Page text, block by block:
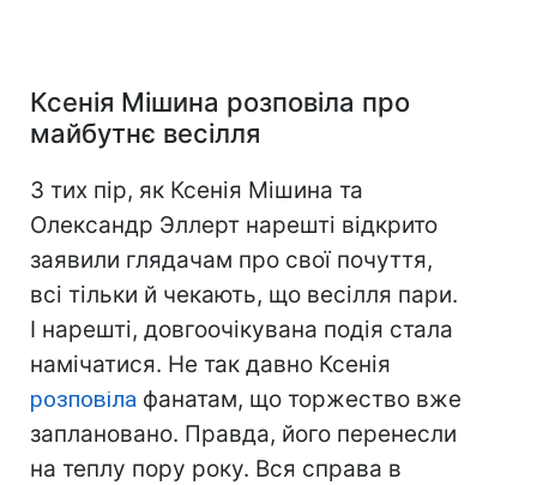
Ксенія Мішина розповіла про
майбутнє весілля
З тих пір, як Ксенія Мішина та
Олександр Эллерт нарешті відкрито
заявили глядачам про свої почуття,
всі тільки й чекають, що весілля пари.
І нарешті, довгоочікувана подія стала
намічатися. Не так давно Ксенія
розповіла фанатам, що торжество вже
заплановано. Правда, його перенесли
на теплу пору року. Вся справа в